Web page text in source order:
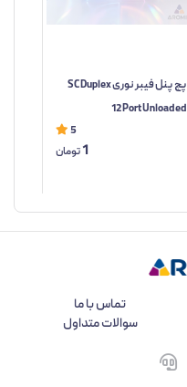
پچ پنل فیبر نوری SC Duplex
12Port Unloaded
5
1تومان
تماس با ما
سوالات متداول